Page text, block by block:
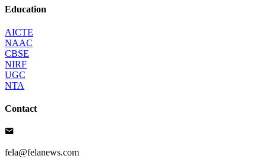
Education
AICTE
NAAC
CBSE
NIRF
UGC
NTA
Contact
fela@felanews.com